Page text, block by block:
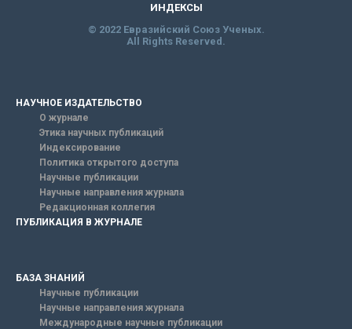
ИНДЕКСЫ
© 2022 Евразийский Союз Ученых.
All Rights Reserved.
НАУЧНОЕ ИЗДАТЕЛЬСТВО
О журнале
Этика научных публикаций
Индексирование
Политика открытого доступа
Научные публикации
Научные направления журнала
Редакционная коллегия
ПУБЛИКАЦИЯ В ЖУРНАЛЕ
БАЗА ЗНАНИЙ
Научные публикации
Научные направления журнала
Международные научные публикации